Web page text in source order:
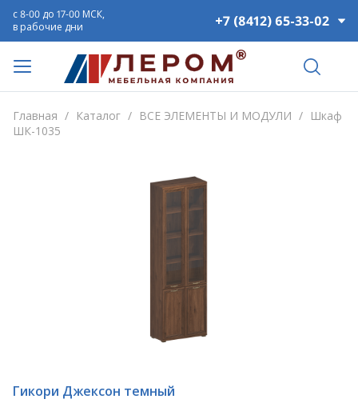
+7 (8412) 65-33-02
с 8-00 до 17-00 МСК,
в рабочие дни
Главная / Каталог / ВСЕ ЭЛЕМЕНТЫ И МОДУЛИ / Шкаф
ШК-1035
Гикори Джексон темный